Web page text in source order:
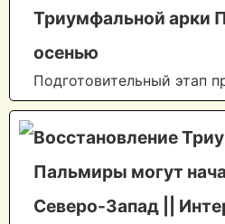
Триумфальной арки
осенью
Подготовительный этап
Восстановление
Пальмиры могут
Северо-Запад ||